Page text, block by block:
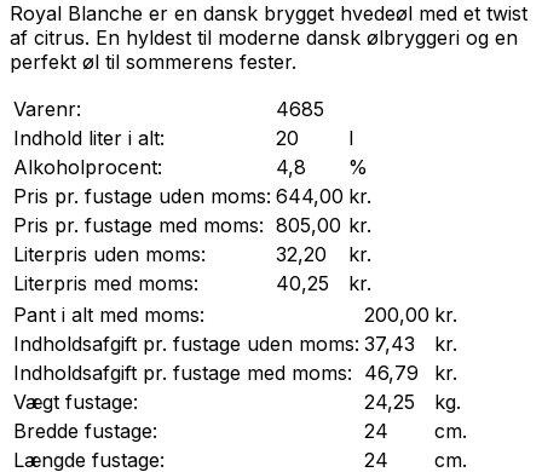
Royal Blanche er en dansk brygget hvedeøl med et twist
af citrus. En hyldest til moderne dansk ølbryggeri og en
perfekt øl til sommerens fester.
Varenr:
4685
Indhold liter i alt:
20
l
Alkoholprocent:
4,8
%
Pris pr. fustage uden moms: 644,00 kr.
Pris pr. fustage med moms: 805,00 kr.
Literpris uden moms:
32,20
kr.
Literpris med moms:
40,25
kr.
Pant i alt med moms:
200,00 kr.
Indholdsafgift pr. fustage uden moms: 37,43
kr.
Indholdsafgift pr. fustage med moms: 46,79
kr.
Vægt fustage: 24,25
kg.
Bredde fustage: 24
cm.
Længde fustage: 24 cm.